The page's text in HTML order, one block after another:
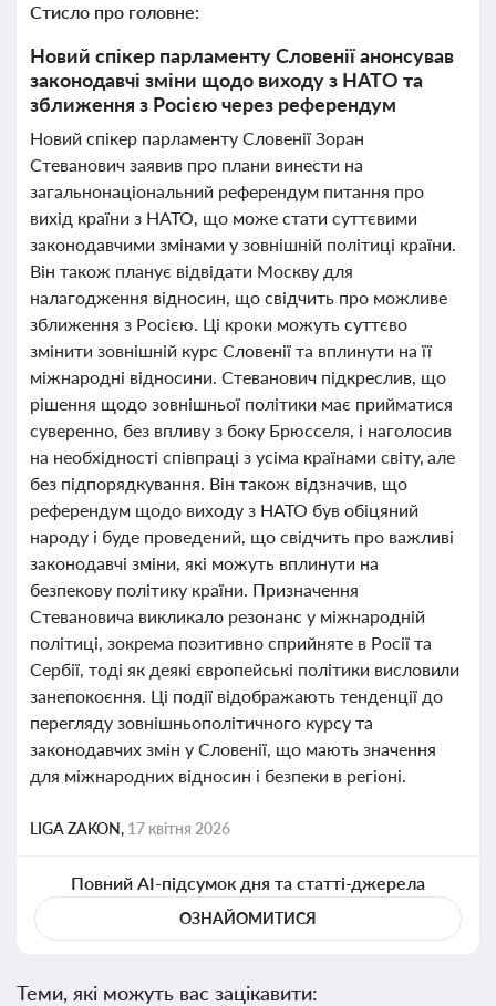
Стисло про головне:
Новий спікер парламенту Словенії анонсував
законодавчі зміни щодо виходу з НАТО та
зближення з Росією через референдум
Новий спікер парламенту Словенії Зоран
Стеванович заявив про плани винести на
загальнонаціональний референдум питання про
вихід країни з НАТО, що може стати суттєвими
законодавчими змінами у зовнішній політиці країни.
Він також планує відвідати Москву для
налагодження відносин, що свідчить про можливе
зближення з Росією. Ці кроки можуть суттєво
змінити зовнішній курс Словенії та вплинути на її
міжнародні відносини. Стеванович підкреслив, що
рішення щодо зовнішньої політики має прийматися
суверенно, без впливу з боку Брюсселя, і наголосив
на необхідності співпраці з усіма країнами світу, але
без підпорядкування. Він також відзначив, що
референдум щодо виходу з НАТО був обіцяний
народу і буде проведений, що свідчить про важливі
законодавчі зміни, які можуть вплинути на
безпекову політику країни. Призначення
Стевановича викликало резонанс у міжнародній
політиці, зокрема позитивно сприйняте в Росії та
Сербії, тоді як деякі європейські політики висловили
занепокоєння. Ці події відображають тенденції до
перегляду зовнішньополітичного курсу та
законодавчих змін у Словенії, що мають значення
для міжнародних відносин і безпеки в регіоні.
LIGA ZAKON, 17 квітня 2026
Повний AI-підсумок дня та статті-джерела
ОЗНАЙОМИТИСЯ
Теми, які можуть вас зацікавити: